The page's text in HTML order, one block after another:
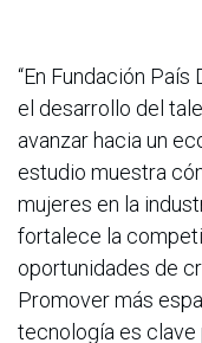
“En Fundación
el desarrollo del
avanzar hacia un
estudio muestra
mujeres en la
fortalece la
oportunidades de
Promover más
tecnología es clave